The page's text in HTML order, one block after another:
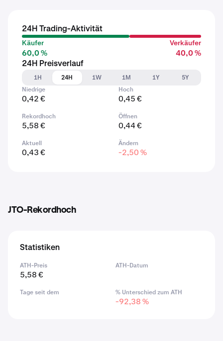
24H Trading-Aktivität
Käufer
60,0 %
Verkäufer
40,0 %
24H Preisverlauf
1H
24H 1W 1M 1Y
5Y
Niedrige
0,42 €
Hoch
0,45 €
Rekordhoch
5,58 €
Öffnen
0,44 €
Aktuell
0,43 €
Ändern
-2,50 %
JTO-Rekordhoch
Statistiken
ATH-Preis
5,58 €
ATH-Datum
Tage seit dem % Unterschied zum ATH
-92,38 %